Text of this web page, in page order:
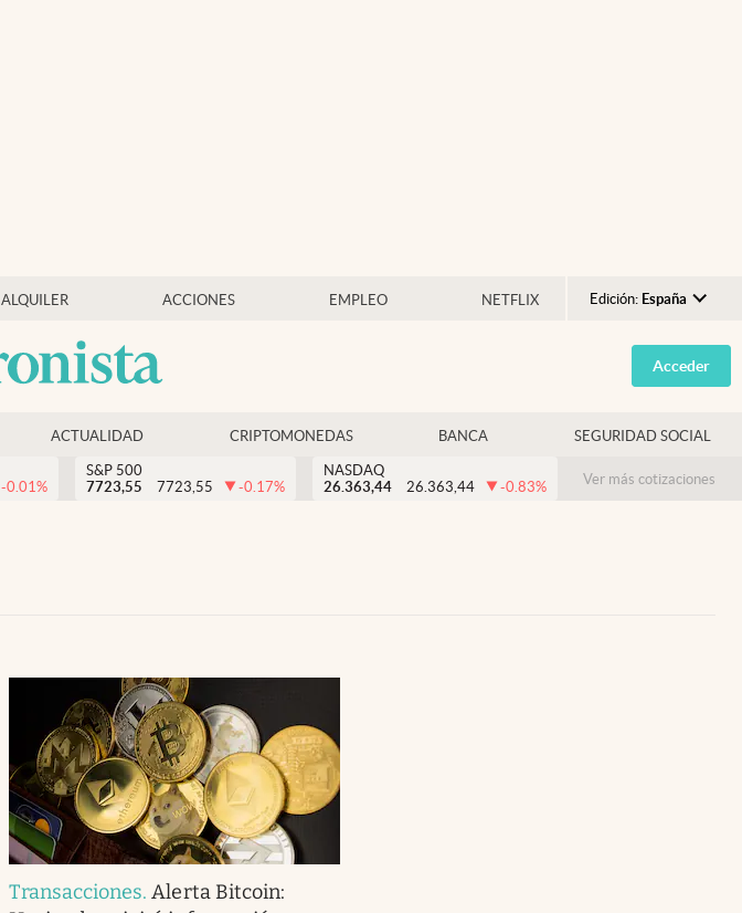
ALQUILER ACCIONES EMPLEO NETFLIX Edición: España
Argentina
España
USA
Colombia
Acceder
ACTUALIDAD CRIPTOMONEDAS BANCA SEGURIDAD SOCIAL
-0.01%
S&P 500
7723,55
7723,55 -0.17%
NASDAQ
26.363,44
26.363,44 -0.83% Ver más cotizaciones
Transacciones.Alerta Bitcoin: